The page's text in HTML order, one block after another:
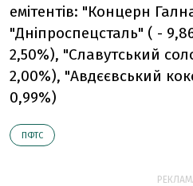
емітентів: "Концерн
"Дніпроспецсталь" ( -
2,50%), "Славутський
2,00%), "Авдєєвський
0,99%)
ПФТС